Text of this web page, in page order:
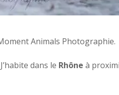
Animals Photographie.
dans le Rhône à